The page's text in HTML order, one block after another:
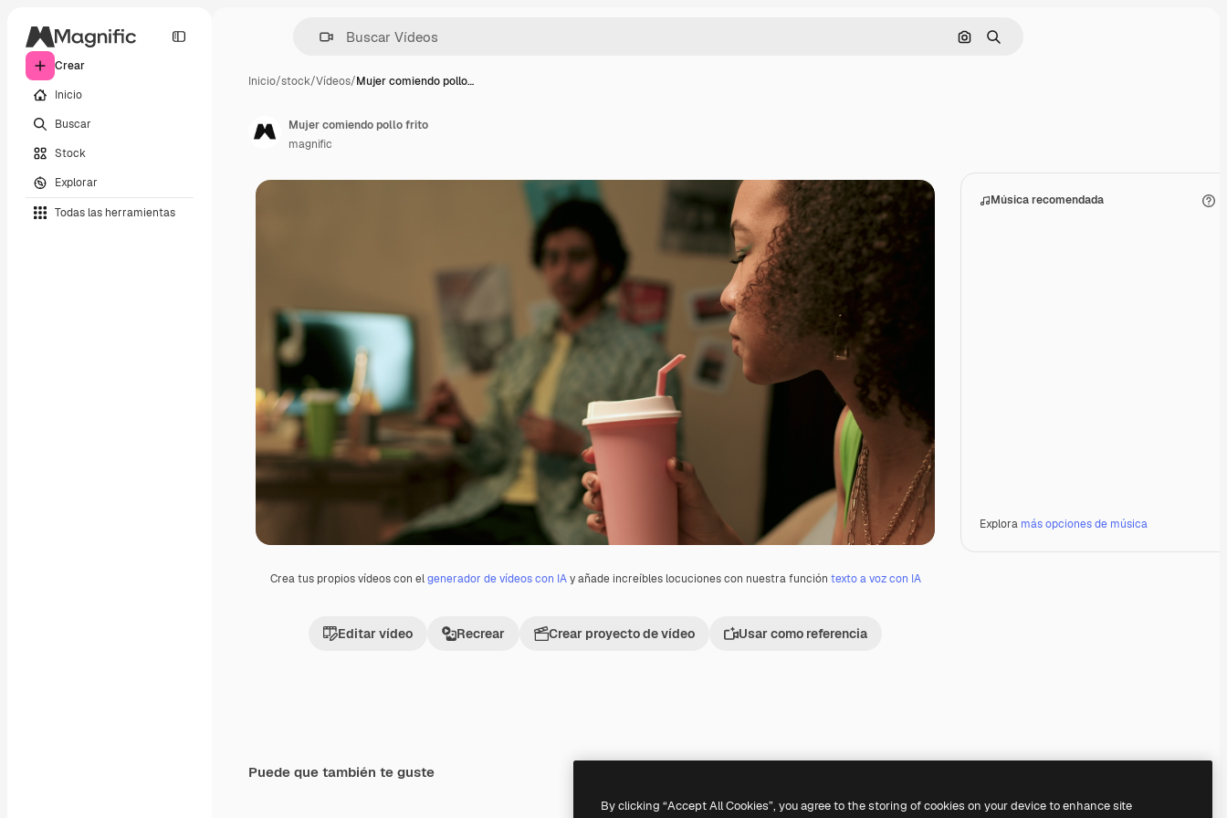
Crear
Inicio
Buscar
Stock
Explorar
Todas las herramientas
Buscar por imagen
Buscar
Inicio/stock/Vídeos/Mujer comiendo pollo…
Crea tus propios vídeos con elgenerador de vídeos con IAy añade increíbles locuciones con nuestra función texto a voz con IA
Editar vídeo Recrear Crear proyecto de vídeo Usar como referencia
Música recomendada
Explora más opciones de música
Mujer comiendo pollo frito
magnific
Puede que también te guste
By clicking “Accept All Cookies”, you agree to the storing of cookies on your device to enhance site